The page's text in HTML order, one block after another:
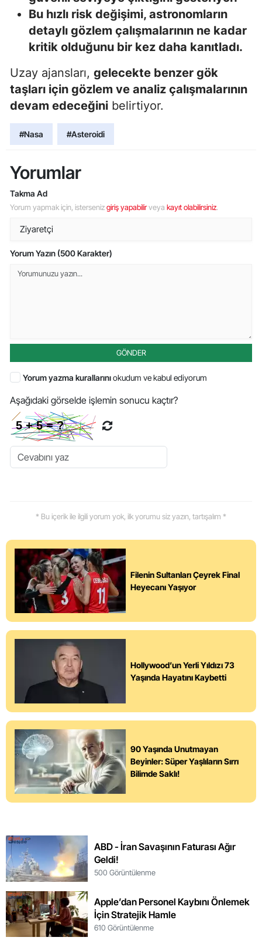
Bu hızlı risk değişimi, astronomların
detaylı gözlem çalışmalarının ne kadar
kritik olduğunu bir kez daha kanıtladı.
Uzay ajansları, gelecekte benzer gök
taşları için gözlem ve analiz çalışmalarının
devam edeceğini belirtiyor.
#Nasa #Asteroidi
Yorumlar
Takma Ad
Yorum yapmak için, istersenizgiriş yapabilirveya kayıt olabilirsiniz.
Yorum Yazın (500 Karakter)
GÖNDER
Yorum yazma kurallarınıokudum ve kabul ediyorum
Aşağıdaki görselde işlemin sonucu kaçtır?
* Bu içerik ile ilgili yorum yok, ilk yorumu siz yazın, tartışalım *
Filenin Sultanları Çeyrek Final
Heyecanı Yaşıyor
Hollywood’un Yerli Yıldızı 73
Yaşında Hayatını Kaybetti
90 Yaşında Unutmayan
Beyinler: Süper Yaşlıların Sırrı
Bilimde Saklı!
ABD - İran Savaşının Faturası Ağır
Geldi!
500 Görüntülenme
Apple’dan Personel Kaybını Önlemek
İçin Stratejik Hamle
610 Görüntülenme